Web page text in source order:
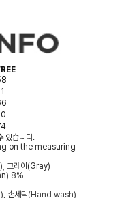
있습니다.
on the measuring
그레이(Gray)
8%
손세탁(Hand wash)